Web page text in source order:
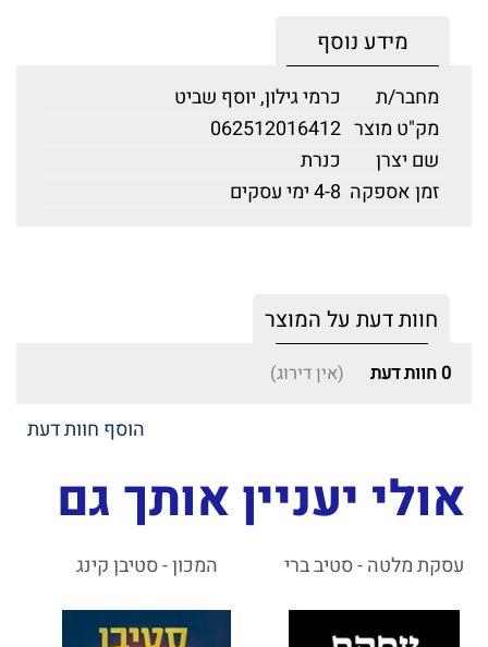
מידע נוסף
מחבר/ת
כרמי גילון, יוסף שביט
מק"ט מוצר 062512016412
שם יצרן
כנרת
זמן אספקה 4-8 ימי עסקים
חוות דעת על המוצר
0 חוות דעת (אין דירוג)
הוסף חוות דעת
אולי יעניין אותך גם
עסקת מלטה - סטיב ברי המכון - סטיבן קינג